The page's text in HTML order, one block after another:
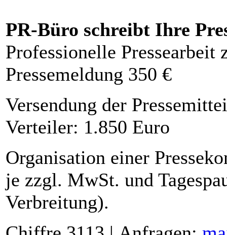
PR-Büro schreibt Ihre
Professionelle Pressearbeit
Pressemeldung 350 €
Versendung der
Verteiler: 1.850 Euro
Organisation einer
je zzgl. MwSt. und
Verbreitung).